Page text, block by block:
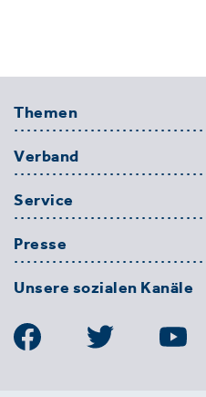
Themen
Verband
Service
Presse
Unsere sozialen Kanäle